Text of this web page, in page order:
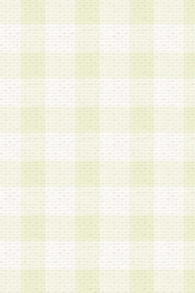
の際に申告する登録情報の全
をも行ってはならないものと
グインＩＤおよびパスワード
よびパスワードの管理
後、本サイト内にて本サービ
に基づき当社から付与された
ものとします。
付与したログインIDおよびパ
全て会員本人がその責任を負
付与されたログインIDおよび